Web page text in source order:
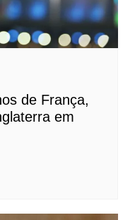
de França,
em